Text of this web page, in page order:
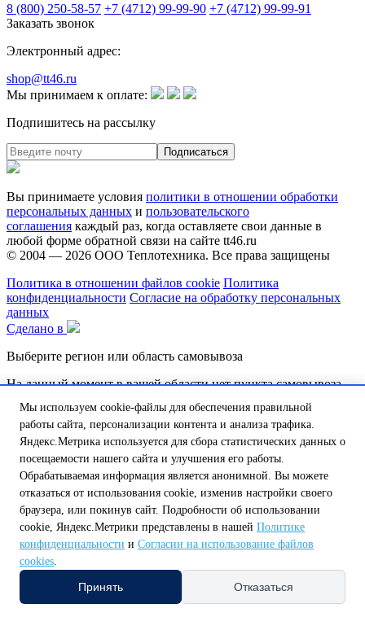
8 (800) 250-58-57 +7 (4712) 99-99-90 +7 (4712) 99-99-91
Заказать звонок
Электронный адрес:
shop@tt46.ru
Мы принимаем к оплате:
Подпишитесь на рассылку
Вы принимаете условия политики в отношении обработки
персональных данных и пользовательского
соглашения каждый раз, когда оставляете свои данные в
любой форме обратной связи на сайте tt46.ru
© 2004 — 2026 ООО Теплотехника. Все права защищены
Политика в отношении файлов cookie Политика
конфиденциальности Согласие на обработку персональных
данных
Сделано в
Выберите регион или область самовывоза
На данный момент в вашей области нет пункта самовывоза,
Обатитесь к нашему оператору по телефону:
8 (800) 250-58-57 или напишите на почтуshop@tt46.ru
и мы поможем вам доставить товар.
Белгородская обл. Калужская обл. Курская обл. Липецкая обл.
Нижегородская обл. Орловская обл. Смоленская обл. Тульская
обл.
Амурская обл. Архангельская обл. Астраханская обл.
Белгородская обл. Брянская обл.
Владимирская обл.
Волгоградская обл. Вологодская обл.
Мы используем cookie-файлы для обеспечения правильной
работы сайта, персонализации контента и анализа трафика.
Яндекс.Метрика используется для сбора статистических данных о
посещаемости нашего сайта и улучшения его работы.
Обрабатываемая информация является анонимной. Вы можете
отказаться от использования cookie, изменив настройки своего
браузера, или покинув сайт. Подробности об использовании
cookie, Яндекс.Метрики представлены в нашей Политике
конфиденциальности и Согласии на использование файлов
cookies.
Принять Отказаться